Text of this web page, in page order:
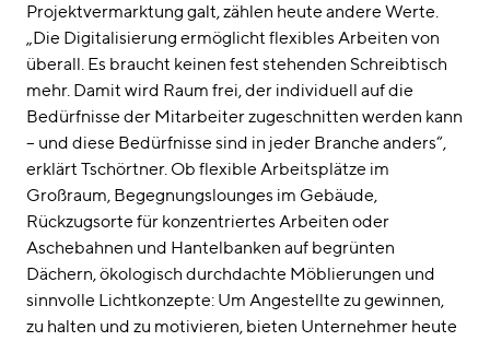
Projektvermarktung galt, zählen heute andere Werte.
„Die Digitalisierung ermöglicht flexibles Arbeiten von
überall. Es braucht keinen fest stehenden Schreibtisch
mehr. Damit wird Raum frei, der individuell auf die
Bedürfnisse der Mitarbeiter zugeschnitten werden kann
– und diese Bedürfnisse sind in jeder Branche anders“,
erklärt Tschörtner. Ob flexible Arbeitsplätze im
Großraum, Begegnungslounges im Gebäude,
Rückzugsorte für konzentriertes Arbeiten oder
Aschebahnen und Hantelbanken auf begrünten
Dächern, ökologisch durchdachte Möblierungen und
sinnvolle Lichtkonzepte: Um Angestellte zu gewinnen,
zu halten und zu motivieren, bieten Unternehmer heute